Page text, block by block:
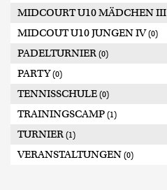
MIDCOURT U10 MÄDCHEN III
MIDCOUT U10 JUNGEN IV(0)
PADELTURNIER (0)
PARTY(0)
TENNISSCHULE (0)
TRAININGSCAMP (1)
TURNIER (1)
VERANSTALTUNGEN (0)